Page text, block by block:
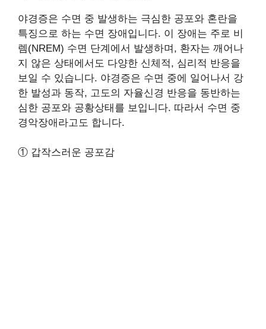
야경증은 수면 중 발생하는 극심한 공포와 혼란을
특징으로 하는 수면 장애입니다. 이 장애는 주로 비
렘(NREM) 수면 단계에서 발생하며, 환자는 깨어나
지 않은 상태에서도 다양한 신체적, 심리적 반응을
보일 수 있습니다. 야경증은 수면 중에 일어나서 강
한 발성과 동작, 고도의 자율신경 반응을 동반하는
심한 공포와 공황상태를 보입니다. 따라서 수면 중
경악장애라고도 합니다.
① 갑작스러운 공포감